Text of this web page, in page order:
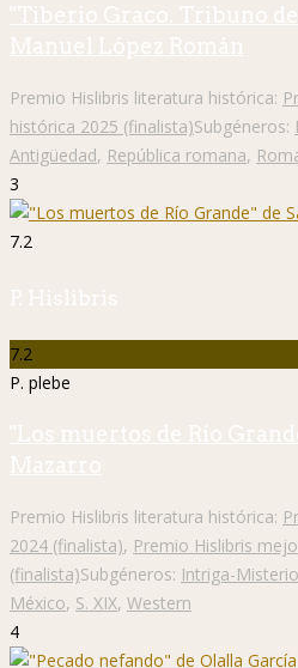
"Tiberio Graco. Tribuno
Manuel López Román
Premio Hislibris literatura histórica:
histórica 2025 (finalista)Subgéneros:
Antigüedad, República romana,
3
7.2
P. Hislibris
7.2
P. plebe
"Los muertos de Río
Mazarro
Premio Hislibris literatura histórica:
2024 (finalista), Premio Hislibris
(finalista)Subgéneros: Intriga-Misterio
México, S. XIX, Western
4